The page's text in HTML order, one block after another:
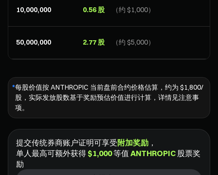
10,000,000 0.56 股 （约 $1,000）
50,000,000 2.77 股 （约 $5,000）
*每股价值按 ANTHROPIC 当前盘前合约价格估算，约为 $1,800/
股，实际发放股数基于奖励预估价值进行计算，详情见注意事
项。
提交传统券商账户证明可享受附加奖励 ，
单人最高可额外获得 $1,000等值 ANTHROPIC 股票奖
励